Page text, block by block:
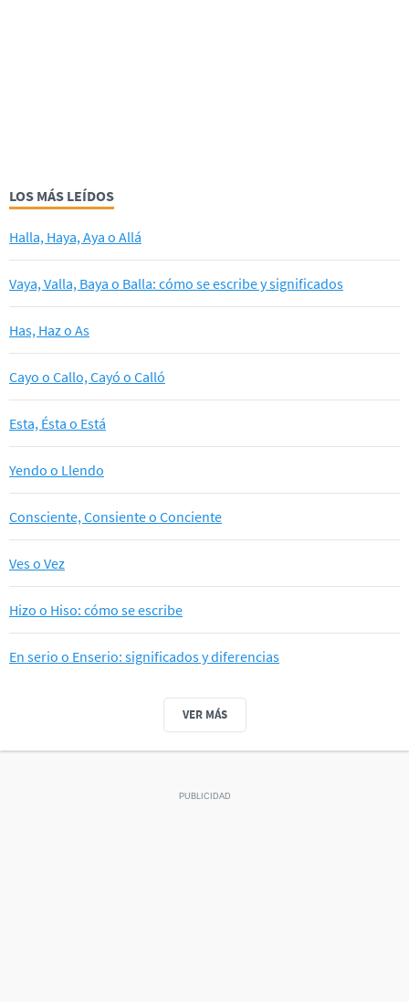
LOS MÁS LEÍDOS
Halla, Haya, Aya o Allá
Vaya, Valla, Baya o Balla: cómo se escribe y significados
Has, Haz o As
Cayo o Callo, Cayó o Calló
Esta, Ésta o Está
Yendo o Llendo
Consciente, Consiente o Conciente
Ves o Vez
Hizo o Hiso: cómo se escribe
En serio o Enserio: significados y diferencias
VER MÁS